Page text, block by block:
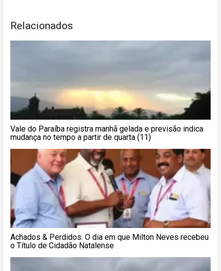
Relacionados
Vale do Paraíba registra manhã gelada e previsão indica
mudança no tempo a partir de quarta (11)
Achados & Perdidos: O dia em que Milton Neves recebeu
o Título de Cidadão Natalense